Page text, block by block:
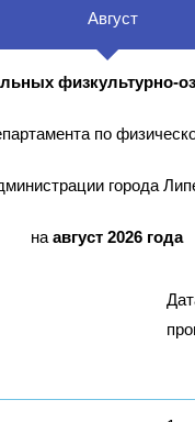
Август
физкультурно-
по
города
наавгуст 2026 года